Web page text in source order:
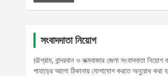
সংবাদদাতা নিয়োগ
চট্টগ্রাম, বান্দরবান ও কক্মবাজার জেলা সংবাদদাতা
পাহাড়ের আলো ঠিকানায় যোগাযোগ করতে অনুরোধ করা